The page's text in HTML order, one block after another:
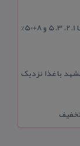
رزرو هتل در خیابان امام رضا مشهد | هتل‌ های امام رضا 1، 2، 3، 5 و 8+50%
با غذا نزدیک